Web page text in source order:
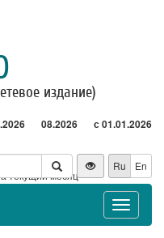
издание)
08.2026 с 01.01.2026
текущий месяц
Ru En
Toggle